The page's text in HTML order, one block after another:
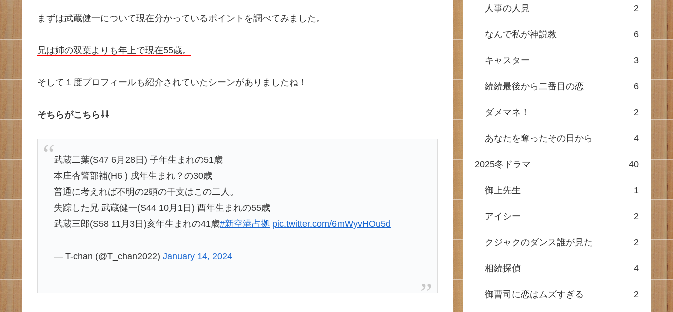
まずは武蔵健一について現在分かっているポイントを調べてみました。
兄は姉の双葉よりも年上で現在55歳。
そして１度プロフィールも紹介されていたシーンがありましたね！
そちらがこちら⇩⇩
武蔵二葉(S47 6月28日) 子年生まれの51歳
本庄杏警部補(H6 ) 戌年生まれ？の30歳
普通に考えれば不明の2頭の干支はこの二人。
失踪した兄 武蔵健一(S44 10月1日) 酉年生まれの55歳
武蔵三郎(S58 11月3日)亥年生まれの41歳#新空港占拠 pic.twitter.com/6mWyvHOu5d
— T-chan (@T_chan2022)January 14, 2024
人事の人見 2
なんで私が神説教 6
キャスター 3
続続最後から二番目の恋 6
ダメマネ！ 2
あなたを奪ったその日から 4
2025冬ドラマ 40
御上先生 1
アイシー 2
クジャクのダンス誰が見た 2
相続探偵 4
御曹司に恋はムズすぎる 2